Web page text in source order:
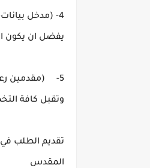
يفضل ان يكون
وتقبل كافة
المقدس